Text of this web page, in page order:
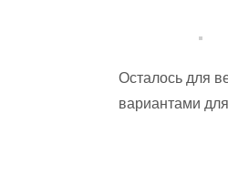
Осталось для
вариантами